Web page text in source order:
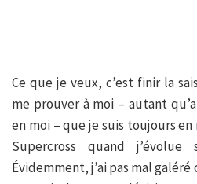
Ce que je veux, c’est finir la
me prouver à moi – autant
en moi – que je suis toujours
Supercross quand
Évidemment, j’ai pas mal